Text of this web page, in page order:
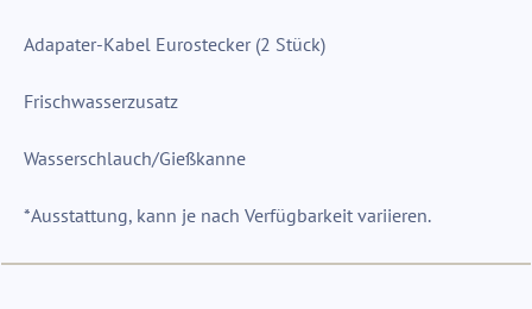
Adapater-Kabel Eurostecker (2 Stück)
Frischwasserzusatz
Wasserschlauch/Gießkanne
*Ausstattung, kann je nach Verfügbarkeit variieren.